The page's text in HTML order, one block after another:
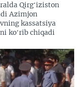
Qirgʻiziston
Azimjon
kassatsiya
koʻrib chiqadi